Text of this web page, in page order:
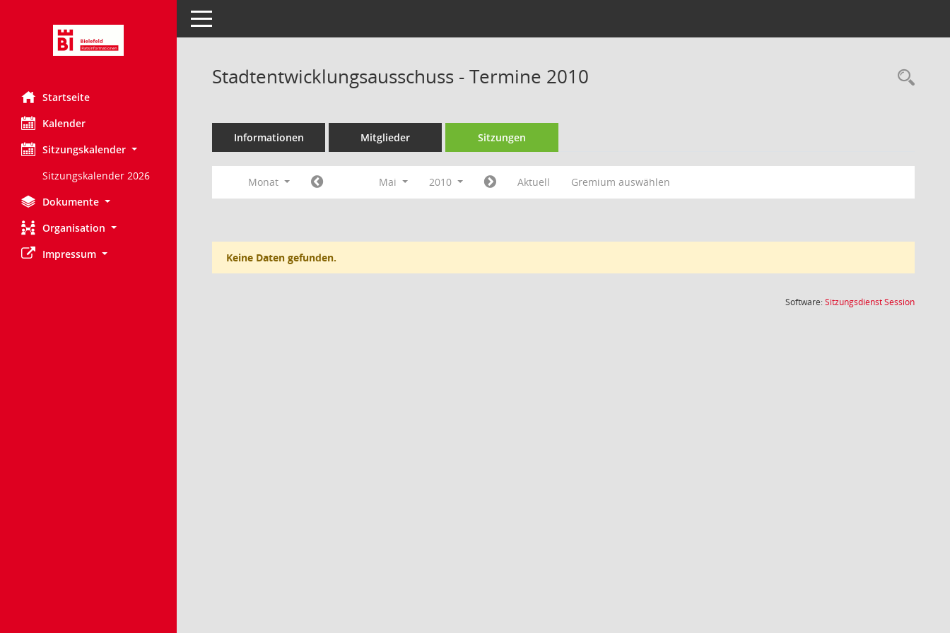
Startseite
Kalender
Sitzungskalender
Sitzungskalender 2026
Dokumente
Organisation
Impressum
Toggle navigation
Stadtentwicklungsausschuss - Termine 2010
Informationen Mitglieder Sitzungen
Monat Mai 2010 Aktuell Gremium auswählen
Keine Daten gefunden.
Software:SitzungsdienstSession(Wird in